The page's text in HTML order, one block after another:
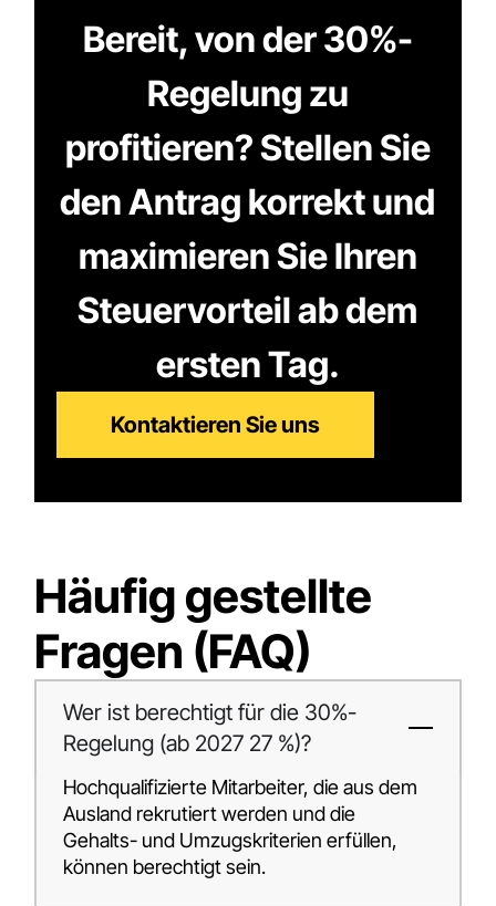
Bereit, von der 30%-
Regelung zu
profitieren? Stellen Sie
den Antrag korrekt und
maximieren Sie Ihren
Steuervorteil ab dem
ersten Tag.
Kontaktieren Sie uns
Häufig gestellte
Fragen (FAQ)
Wer ist berechtigt für die 30%-
Regelung (ab 2027 27 %)?
Hochqualifizierte Mitarbeiter, die aus dem
Ausland rekrutiert werden und die
Gehalts- und Umzugskriterien erfüllen,
können berechtigt sein.